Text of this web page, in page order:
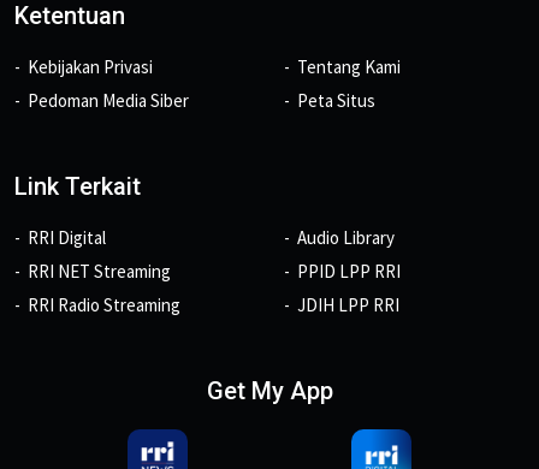
Ketentuan
Kebijakan Privasi
Pedoman Media Siber
Tentang Kami
Peta Situs
Link Terkait
RRI Digital
RRI NET Streaming
RRI Radio Streaming
Audio Library
PPID LPP RRI
JDIH LPP RRI
Get My App